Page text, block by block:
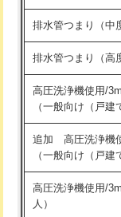
持込商品取付（浄
給水管工事※（ホ
給水管工事※（バ
給水管工事※（支
給水管工事※（保
め込み）)
給水管工事※（土
業)
排水管つまり（中
排水管つまり（高
高圧洗浄機使用/
（一般向け（戸建
追加 高圧洗浄機
（一般向け（戸建
高圧洗浄機使用/
人）